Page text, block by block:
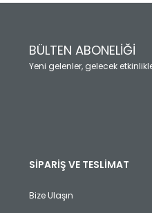
Ürün
Ürün fiyatı diğer
Bu ürüne benzer
BÜLTEN ABONELİĞİ
Yeni gelenler, gelecek
SİPARİŞ VE TESLİMAT
Bize Ulaşın